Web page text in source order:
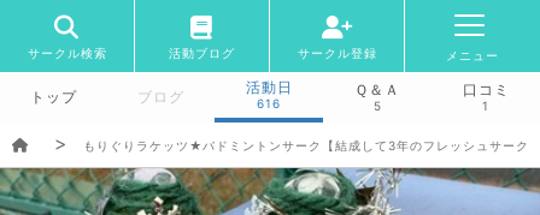
サークル検索 活動ブログ サークル登録 メニュー
トップ ブログ
活動日
616
Ｑ＆Ａ
5
口コミ
1
もりぐりラケッツ★バドミントンサーク【結成して3年のフレッシュサーク